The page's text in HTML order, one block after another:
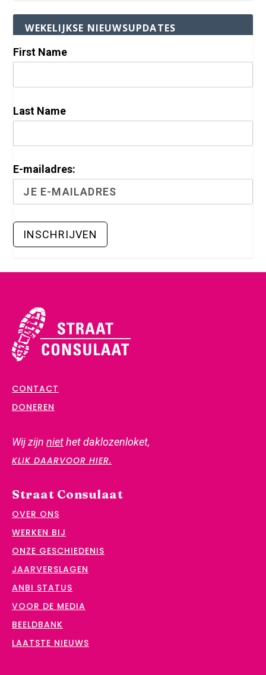
WEKELIJKSE NIEUWSUPDATES
First Name
Last Name
E-mailadres:
CONTACT
DONEREN
Wij zijn niethet daklozenloket,
KLIK DAARVOOR HIER.
Straat Consulaat
OVER ONS
WERKEN BIJ
ONZE GESCHIEDENIS
JAARVERSLAGEN
ANBI STATUS
VOOR DE MEDIA
BEELDBANK
LAATSTE NIEUWS